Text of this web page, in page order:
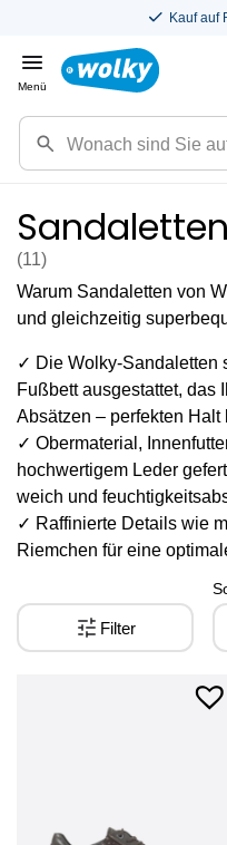
Kauf auf
Menü
Sandaletten
(11)
Warum Sandaletten von
und gleichzeitig
✓ Die Wolky-Sandaletten
Fußbett ausgestattet, das
Absätzen – perfekten Halt
✓ Obermaterial,
hochwertigem Leder
weich und
✓ Raffinierte Details wie
Riemchen für eine
Filter